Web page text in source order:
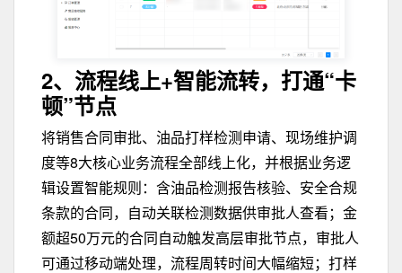
2、流程线上+智能流转， 打通“卡
顿”节点
将销售合同审批、油品打样检测申请、现场维护调
度等8大核心业务流程全部线上化，并根据业务逻
辑设置智能规则：含油品检测报告核验、安全合规
条款的合同，自动关联检测数据供审批人查看；金
额超50万元的合同自动触发高层审批节点，审批人
可通过移动端处理，流程周转时间大幅缩短；打样